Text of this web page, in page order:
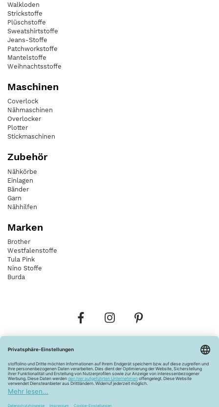
Walkloden
Strickstoffe
Plüschstoffe
Sweatshirtstoffe
Jeans-Stoffe
Patchworkstoffe
Mantelstoffe
Weihnachtsstoffe
Maschinen
Coverlock
Nähmaschinen
Overlocker
Plotter
Stickmaschinen
Zubehör
Nähkörbe
Einlagen
Bänder
Garn
Nähhilfen
Marken
Brother
Westfalenstoffe
Tula Pink
Nino Stoffe
Burda
Widerrufsbelehrung Vertrag widerrufen
Barrierefreiheitserklärung